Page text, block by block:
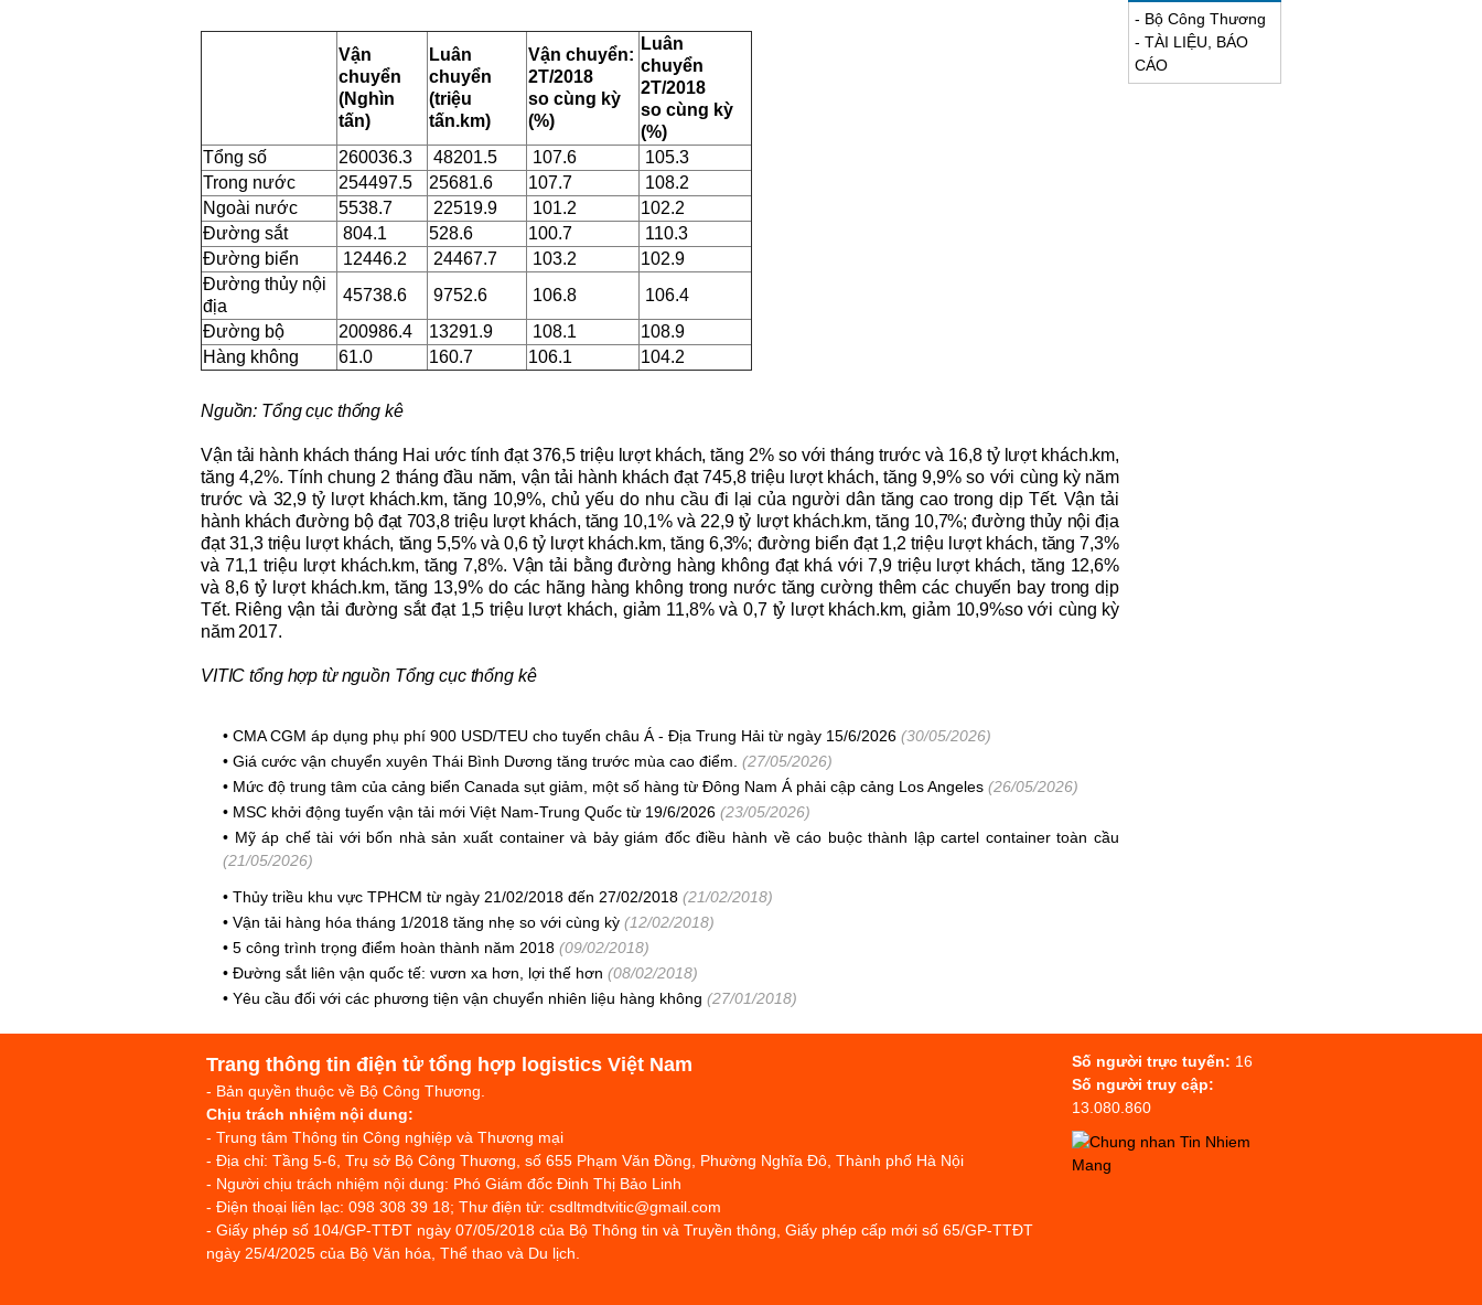
Vận
chuyển
(Nghìn
tấn)
Luân
chuyển
(triệu
tấn.km)
Vận chuyển:
2T/2018
so cùng kỳ
(%)
Luân
chuyển
2T/2018
so cùng kỳ
(%)
Tổng số
260036.3 48201.5 107.6
105.3
Trong nước
254497.5 25681.6 107.7
108.2
Ngoài nước
5538.7 22519.9 101.2
102.2
Đường sắt
804.1 528.6 100.7
110.3
Đường biển
12446.2 24467.7 103.2
102.9
Đường thủy nội
địa
45738.6 9752.6 106.8
106.4
Đường bộ
200986.4 13291.9 108.1
108.9
Hàng không
61.0 160.7 106.1 104.2
Nguồn: Tổng cục thống kê
Vận tải hành khách tháng Hai ước tính đạt 376,5 triệu lượt khách, tăng 2% so với tháng trước và 16,8 tỷ lượt khách.km,
tăng 4,2%. Tính chung 2 tháng đầu năm, vận tải hành khách đạt745,8triệu lượt khách, tăng9,9% so với cùng kỳ năm
trước và 32,9 tỷ lượt khách.km, tăng 10,9%, chủ yếu do nhu cầu đi lại của người dân tăng cao trong dịp Tết. Vận tải
hành khách đường bộ đạt 703,8triệu lượt khách, tăng 10,1% và 22,9tỷ lượt khách.km, tăng 10,7%; đường thủy nội địa
đạt 31,3 triệu lượt khách, tăng 5,5% và 0,6 tỷ lượt khách.km, tăng 6,3%; đường biển đạt 1,2 triệu lượt khách, tăng7,3%
và 71,1 triệu lượt khách.km, tăng7,8%. Vận tải bằng đường hàng không đạt khá với 7,9 triệu lượt khách, tăng 12,6%
và 8,6tỷ lượt khách.km, tăng 13,9%do các hãng hàng không trong nước tăng cường thêm các chuyến bay trong dịp
Tết. Riêng vận tải đường sắt đạt 1,5 triệu lượt khách, giảm 11,8% và0,7tỷ lượt khách.km, giảm 10,9%so với cùng kỳ
năm 2017.
VITIC tổng hợp từ nguồn Tổng cục thống kê
• CMA CGM áp dụng phụ phí 900 USD/TEU cho tuyến châu Á - Địa Trung Hải từ ngày 15/6/2026 (30/05/2026)
• Giá cước vận chuyển xuyên Thái Bình Dương tăng trước mùa cao điểm. (27/05/2026)
• Mức độ trung tâm của cảng biển Canada sụt giảm, một số hàng từ Đông Nam Á phải cập cảng Los Angeles (26/05/2026)
• MSC khởi động tuyến vận tải mới Việt Nam-Trung Quốc từ 19/6/2026 (23/05/2026)
• Mỹ áp chế tài với bốn nhà sản xuất container và bảy giám đốc điều hành về cáo buộc thành lập cartel container toàn cầu
(21/05/2026)
• Thủy triều khu vực TPHCM từ ngày 21/02/2018 đến 27/02/2018 (21/02/2018)
• Vận tải hàng hóa tháng 1/2018 tăng nhẹ so với cùng kỳ (12/02/2018)
• 5 công trình trọng điểm hoàn thành năm 2018 (09/02/2018)
• Đường sắt liên vận quốc tế: vươn xa hơn, lợi thế hơn (08/02/2018)
• Yêu cầu đối với các phương tiện vận chuyển nhiên liệu hàng không (27/01/2018)
- Bộ Công Thương
- TÀI LIỆU, BÁO
CÁO
Trang thông tin điện tử tổng hợp logistics Việt Nam
- Bản quyền thuộc về Bộ Công Thương.
Chịu trách nhiệm nội dung:
- Trung tâm Thông tin Công nghiệp và Thương mại
- Địa chỉ: Tầng 5-6, Trụ sở Bộ Công Thương, số 655 Phạm Văn Đồng, Phường Nghĩa Đô, Thành phố Hà Nội
- Người chịu trách nhiệm nội dung: Phó Giám đốc Đinh Thị Bảo Linh
- Điện thoại liên lạc: 098 308 39 18; Thư điện tử: csdltmdtvitic@gmail.com
- Giấy phép số 104/GP-TTĐT ngày 07/05/2018 của Bộ Thông tin và Truyền thông, Giấy phép cấp mới số 65/GP-TTĐT
ngày 25/4/2025 của Bộ Văn hóa, Thể thao và Du lịch.
Số người trực tuyến: 16
Số người truy cập:
13.080.860